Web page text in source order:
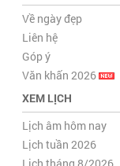
Về ngày đẹp
Liên hệ
Góp ý
Văn khấn 2026
XEM LỊCH
Lịch âm hôm nay
Lịch tuần 2026
Lịch tháng 8/2026